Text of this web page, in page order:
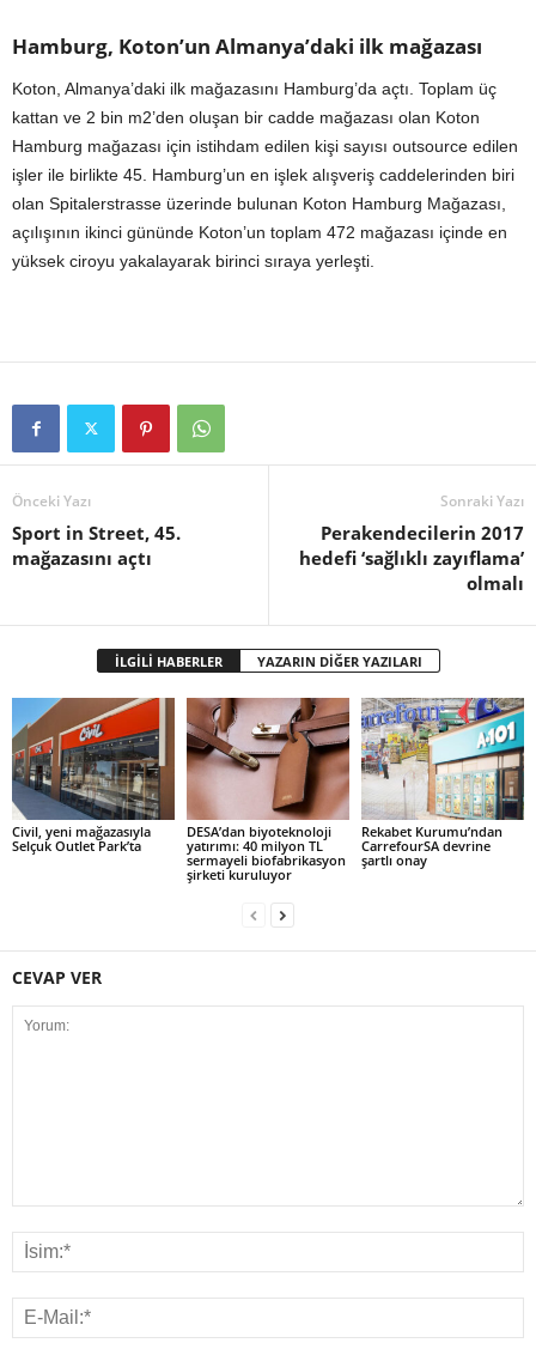
Hamburg, Koton’un Almanya’daki ilk mağazası
Koton, Almanya’daki ilk mağazasını Hamburg’da açtı. Toplam üç
kattan ve 2 bin m2’den oluşan bir cadde mağazası olan Koton
Hamburg mağazası için istihdam edilen kişi sayısı outsource edilen
işler ile birlikte 45. Hamburg’un en işlek alışveriş caddelerinden biri
olan Spitalerstrasse üzerinde bulunan Koton Hamburg Mağazası,
açılışının ikinci gününde Koton’un toplam 472 mağazası içinde en
yüksek ciroyu yakalayarak birinci sıraya yerleşti.
Önceki Yazı
Sport in Street, 45.
mağazasını açtı
Sonraki Yazı
Perakendecilerin 2017
hedefi ‘sağlıklı zayıflama’
olmalı
İLGİLİ HABERLER YAZARIN DİĞER YAZILARI
Civil, yeni mağazasıyla
Selçuk Outlet Park’ta
DESA’dan biyoteknoloji
yatırımı: 40 milyon TL
sermayeli biofabrikasyon
şirketi kuruluyor
Rekabet Kurumu’ndan
CarrefourSA devrine
şartlı onay
CEVAP VER